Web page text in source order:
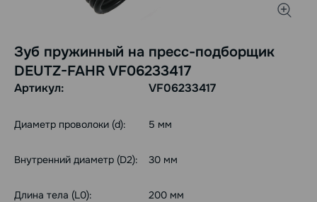
Зуб пружинный на пресс-подборщик
DEUTZ-FAHR VF06233417
Артикул: VF06233417
Диаметр проволоки (d): 5 мм
Внутренний диаметр (D2): 30 мм
Длина тела (L0): 200 мм